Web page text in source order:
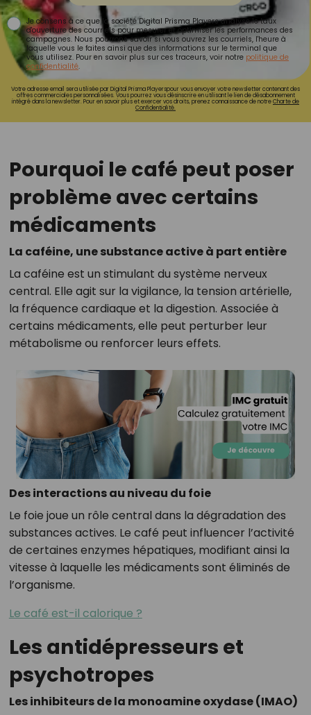
Je consens à ce que la société Digital Prisma Players analyse le taux
d'ouverture des courriels pour mesurer et optimiser les performances des
campagnes. Nous pourrons savoir si vous ouvrez les courriels, l'heure à
laquelle vous le faites ainsi que des informations sur le terminal que
vous utilisez. Pour en savoir plus sur ces traceurs, voir notre politique de
confidentialité.
Votre adresse email sera utilisée par Digital Prisma Playerspour vous envoyer votre newsletter contenant des
offres commerciales personnalisées. Vous pourrez vous désinscrire en utilisant le lien de désabonnement
intégré dans la newsletter. Pour en savoir plus et exercer vos droits, prenez connaissance de notreCharte de
Confidentialité.
Pourquoi le café peut poser
problème avec certains
médicaments
La caféine, une substance active à part entière
La caféine est un stimulant du système nerveux
central. Elle agit sur la vigilance, la tension artérielle,
la fréquence cardiaque et la digestion. Associée à
certains médicaments, elle peut perturber leur
métabolisme ou renforcer leurs effets.
Des interactions au niveau du foie
Le foie joue un rôle central dans la dégradation des
substances actives. Le café peut influencer l’activité
de certaines enzymes hépatiques, modifiant ainsi la
vitesse à laquelle les médicaments sont éliminés de
l’organisme.
Le café est-il calorique ?
Les antidépresseurs et
psychotropes
Les inhibiteurs de la monoamine oxydase (IMAO)